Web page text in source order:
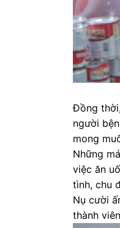
Đồng
người
mong
Những
việc ăn
tình, chu
Nụ cười
thành